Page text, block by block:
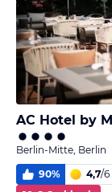
Berlin-Mitte, Berlin
90% 4,7/6